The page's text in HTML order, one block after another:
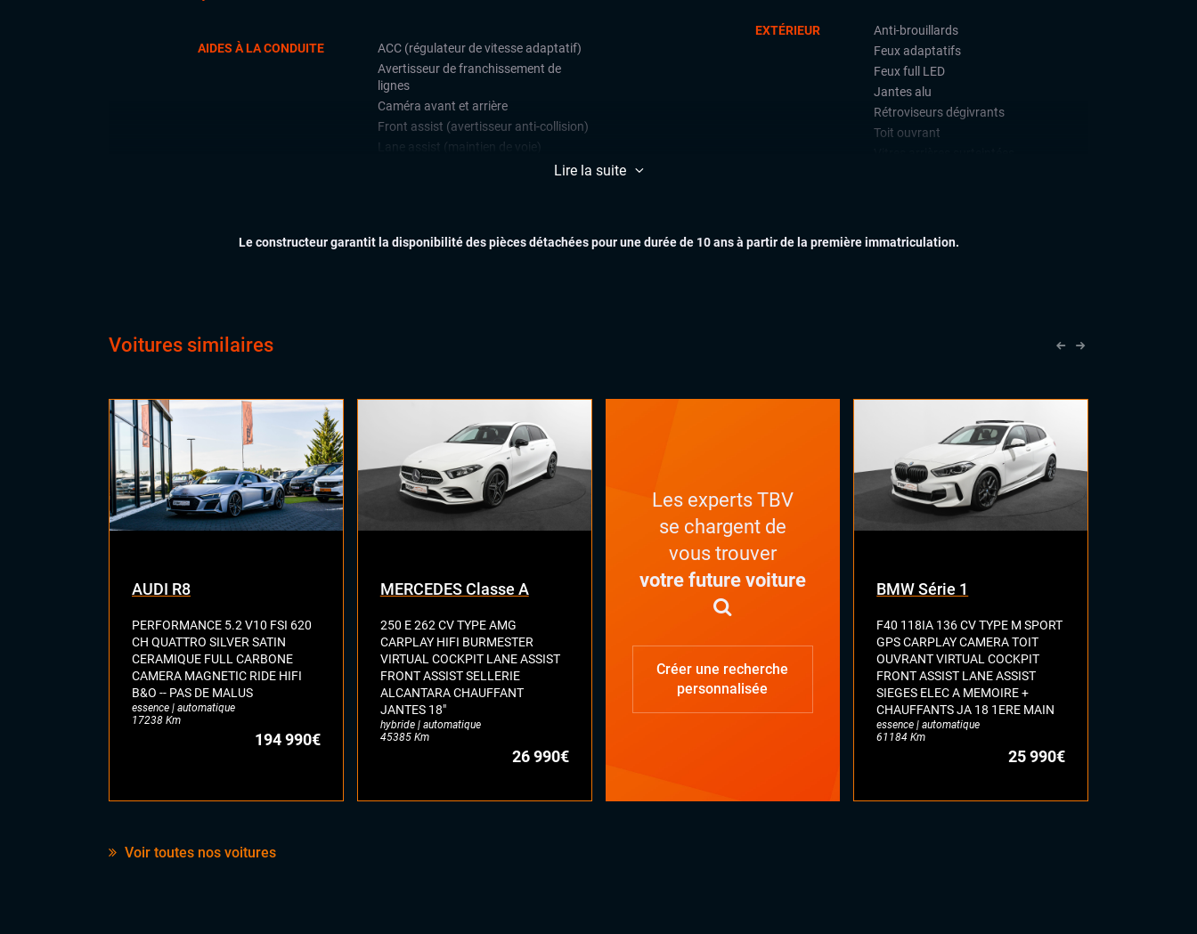
AIDES À LA CONDUITE
ACC (régulateur de vitesse adaptatif)
Avertisseur de franchissement de
lignes
Caméra avant et arrière
Front assist (avertisseur anti-collision)
Lane assist (maintien de voie)
Radars de stationnement avant et
CONFORT
Accès et démarrage mains libres
ÉLECTRONIQUE
Carplay (Apple carplay, Android auto,
MirrorLink, système embarqué)
Dynamic Select, Drive Select (sélection
du mode de conduite)
Écran tactile
Grand GPS
EXTÉRIEUR
Anti-brouillards
Feux adaptatifs
Feux full LED
Jantes alu
Rétroviseurs dégivrants
Toit ouvrant
Lire la suite
Le constructeur garantit la disponibilité des pièces détachées pour une durée de 10 ans à partir de la première immatriculation.
Voitures similaires
AUDI R8
PERFORMANCE 5.2 V10 FSI 620
CH QUATTRO SILVER SATIN
CERAMIQUE FULL CARBONE
CAMERA MAGNETIC RIDE HIFI
B&O -- PAS DE MALUS
essence | automatique
17238 Km
194 990€
MERCEDES Classe A
250 E 262 CV TYPE AMG
CARPLAY HIFI BURMESTER
VIRTUAL COCKPIT LANE ASSIST
FRONT ASSIST SELLERIE
ALCANTARA CHAUFFANT
JANTES 18"
hybride | automatique
45385 Km
26 990€
Les experts TBV
se chargent de
vous trouver
votre future voiture
Créer une recherche
personnalisée
BMW Série 1
F40 118IA 136 CV TYPE M SPORT
GPS CARPLAY CAMERA TOIT
OUVRANT VIRTUAL COCKPIT
FRONT ASSIST LANE ASSIST
SIEGES ELEC A MEMOIRE +
CHAUFFANTS JA 18 1ERE MAIN
essence | automatique
61184 Km
25 990€
Voir toutes nos voitures